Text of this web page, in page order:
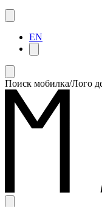
EN
Поиск мобилка/Лого